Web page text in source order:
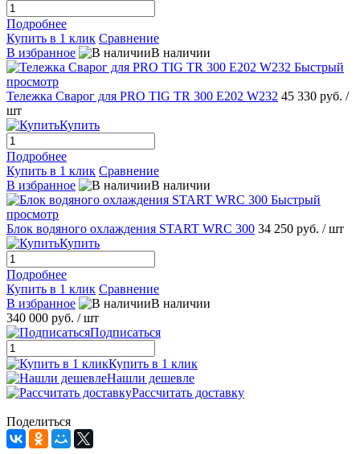
Подробнее
Купить в 1 клик Сравнение
В избранное
В наличии
Быстрый
просмотр
Тележка Сварог для PRO TIG TR 300 E202 W232 45 330 руб. /
шт
Купить
Подробнее
Купить в 1 клик Сравнение
В избранное
В наличии
Быстрый
просмотр
Блок водяного охлаждения START WRC 300 34 250 руб. / шт
Купить
Подробнее
Купить в 1 клик Сравнение
В избранное
В наличии
340 000 руб. / шт
Подписаться
Купить в 1 клик
Нашли дешевле
Рассчитать доставку
Поделиться